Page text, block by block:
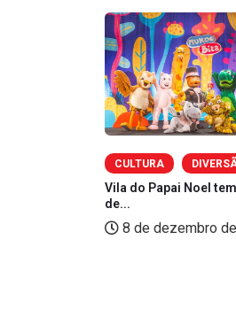
CULTURA
Vila do Papai Noel
de...
8 de dezembro